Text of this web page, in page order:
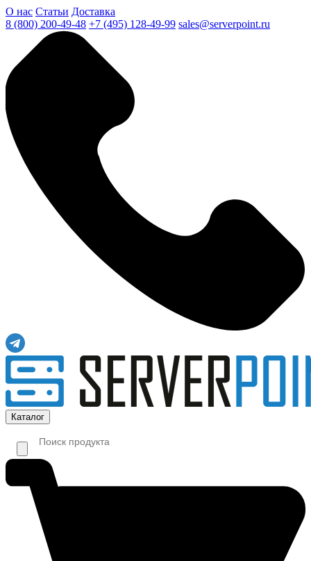
О нас Статьи Доставка
8 (800) 200-49-48 +7 (495) 128-49-99 sales@serverpoint.ru
Каталог